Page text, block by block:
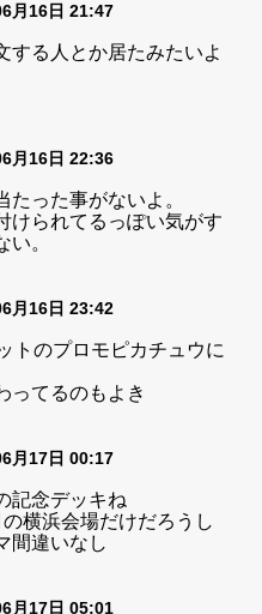
月16日 21:47
する人とか居たみたいよ
月16日 22:36
った事がないよ。
けられてるっぽい気がす
。
月16日 23:42
トのプロモピカチュウに
ってるのもよき
月17日 00:17
記念デッキね
横浜会場だけだろうし
間違いなし
月17日 05:01